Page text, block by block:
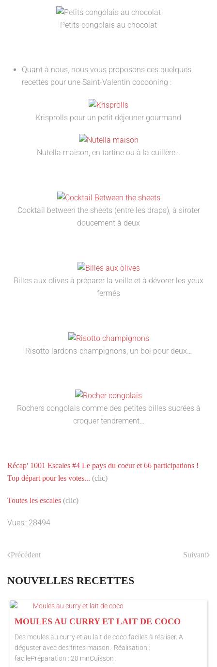
Petits congolais au chocolat
Quant à nous, nous vous proposons ces quelques
recettes pour une Saint-Valentin cocooning :
Krisprolls pour un petit déjeuner gourmand
Nutella maison, en tartine ou à la cuillère…
Cocktail between the sheets (entre les draps), à siroter
doucement à deux
Billes aux olives à préparer la veille et à dévorer les yeux
fermés
Risotto lardons-champignons, un bol pour deux…
Rochers congolais comme des petites billes sucrées à
croquer tendrement…
Récap' 1001 Escales #4 Le pays du coeur et 66 participations !
Top départ pour les votes... (clic)
Toutes les escales (clic)
Vues : 28494
Précédent Suivant
NOUVELLES RECETTES
MOULES AU CURRY ET LAIT DE COCO
Des moules au curry et au lait de coco faciles à réaliser. A
déguster avec des frites maison. Réalisation :
facilePréparation : 20 mnCuisson :